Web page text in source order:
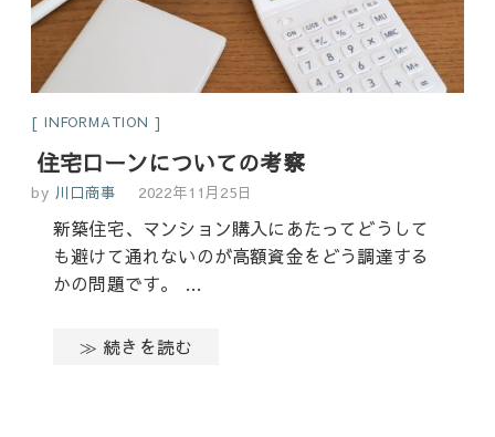
INFORMATION
住宅ローンについての考察
by 川口商事 2022年11月25日
新築住宅、マンション購入にあたってどうして
も避けて通れないのが高額資金をどう調達する
かの問題です。 …
≫ 続きを読む